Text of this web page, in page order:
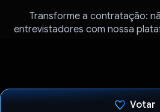
Transforme a contratação:
entrevistadores com nossa
Votar